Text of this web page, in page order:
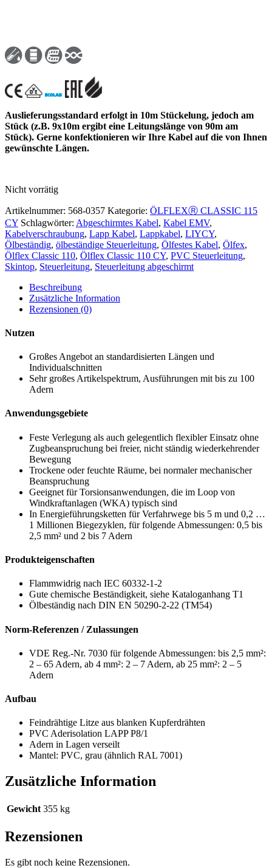
Auslieferungsstandard erfolgt in 10m Stückelung, jedoch am
Stück (z.B. 9x10m ergibt eine Leitungslänge von 90m am
Stück). Gerne konfektionieren wir Ihre Kabel auf die von Ihnen
gewünschte Längen.
Nicht vorrätig
Artikelnummer: 568-0357 Kategorie: ÖLFLEXⓇ CLASSIC 115
CY Schlagwörter: Abgeschirmtes Kabel, Kabel EMV,
Kabelverschraubung, Lapp Kabel, Lappkabel, LIYCY,
Ölbeständig, ölbeständige Steuerleitung, Ölfestes Kabel, Ölfex,
Ölflex Classic 110, Ölflex Classic 110 CY, PVC Steuerleitung,
Skintop, Steuerleitung, Steuerleitung abgeschirmt
Beschreibung
Zusätzliche Information
Rezensionen (0)
Nutzen
Großes Angebot an standardisierten Längen und
Individualschnitten
Sehr großes Artikelspektrum, Ausführungen mit bis zu 100
Adern
Anwendungsgebiete
Feste Verlegung als auch gelegentlich flexibler Einsatz ohne
Zugbeanspruchung bei freier, nicht ständig wiederkehrender
Bewegung
Trockene oder feuchte Räume, bei normaler mechanischer
Beanspruchung
Geeignet für Torsionsanwendungen, die im Loop von
Windkraftanlagen (WKA) typisch sind
In Energieführungsketten für Verfahrwege bis 5 m und 0,2 …
1 Millionen Biegezyklen, für folgende Abmessungen: 0,5 bis
2,5 mm² und 2 bis 7 Adern
Produkteigenschaften
Flammwidrig nach IEC 60332-1-2
Gute chemische Beständigkeit, siehe Kataloganhang T1
Ölbeständig nach DIN EN 50290-2-22 (TM54)
Norm-Referenzen / Zulassungen
VDE Reg.-Nr. 7030 für folgende Abmessungen: bis 2,5 mm²:
2 – 65 Adern, ab 4 mm²: 2 – 7 Adern, ab 25 mm²: 2 – 5
Adern
Aufbau
Feindrähtige Litze aus blanken Kupferdrähten
PVC Aderisolation LAPP P8/1
Adern in Lagen verseilt
Mantel: PVC, grau (ähnlich RAL 7001)
Zusätzliche Information
Gewicht 355 kg
Rezensionen
Es gibt noch keine Rezensionen.